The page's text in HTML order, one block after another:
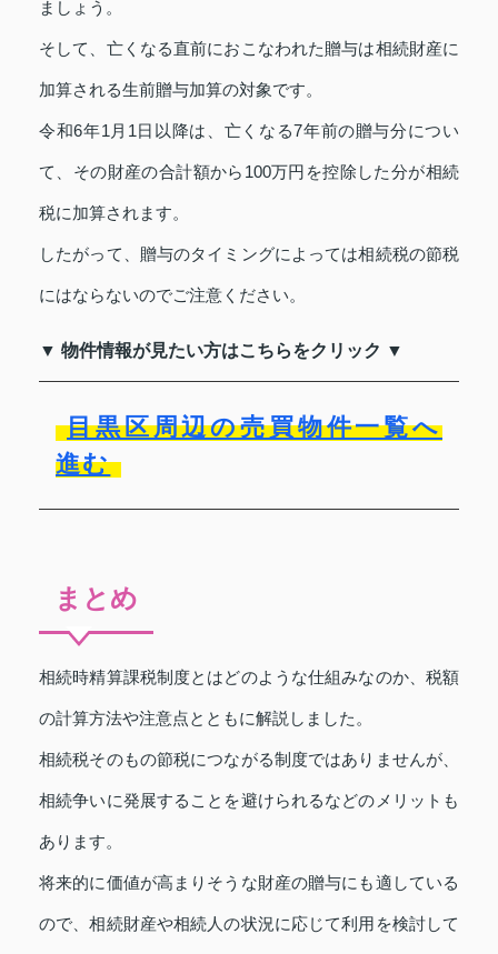
ましょう。
そして、亡くなる直前におこなわれた贈与は相続財産に
加算される生前贈与加算の対象です。
令和6年1月1日以降は、亡くなる7年前の贈与分につい
て、その財産の合計額から100万円を控除した分が相続
税に加算されます。
したがって、贈与のタイミングによっては相続税の節税
にはならないのでご注意ください。
▼ 物件情報が見たい方はこちらをクリック ▼
目黒区周辺の売買物件一覧へ
進む
まとめ
相続時精算課税制度とはどのような仕組みなのか、税額
の計算方法や注意点とともに解説しました。
相続税そのもの節税につながる制度ではありませんが、
相続争いに発展することを避けられるなどのメリットも
あります。
将来的に価値が高まりそうな財産の贈与にも適している
ので、相続財産や相続人の状況に応じて利用を検討して